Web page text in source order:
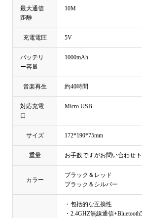
最大通信
距離
10M
充電電圧 5V
バッテリ
ー容量
1000mAh
音楽再生 約40時間
対応充電
口
Micro USB
サイズ 172*190*75mm
重量 お手数ですがお問い合わせ下
カラー
ブラック＆レッド
ブラック＆シルバー
・包括的な互換性
・2.4GHZ無線通信